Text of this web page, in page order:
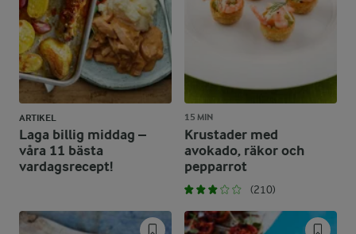
ARTIKEL
Laga billig middag –
våra 11 bästa
vardagsrecept!
15 MIN
Krustader med
avokado, räkor och
pepparrot
(210)